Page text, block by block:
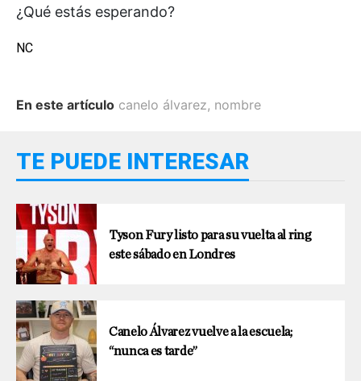
¿Qué estás esperando?
NC
En este artículo canelo álvarez, nombre
TE PUEDE INTERESAR
Tyson Fury listo para su vuelta al ring
este sábado en Londres
Canelo Álvarez vuelve a la escuela;
“nunca es tarde”